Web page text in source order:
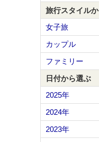
旅行スタイル
女子旅
カップル
ファミリー
日付から選ぶ
2025年
2024年
2023年